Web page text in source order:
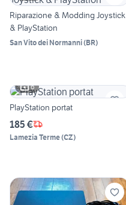
Riparazione & Modding Joystick
& PlayStation
San Vito dei Normanni(BR)
6
PlayStation portat
185 €
Lamezia Terme(CZ)